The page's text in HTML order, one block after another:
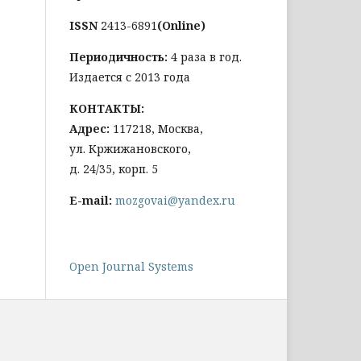
ISSN 2413-6891(Online)
Периодичность: 4 раза в год.
Издается с 2013 года
КОНТАКТЫ:
Адрес: 117218, Москва,
ул. Кржижановского,
д. 24/35, корп. 5
E-mail: mozgovai@yandex.ru
Open Journal Systems